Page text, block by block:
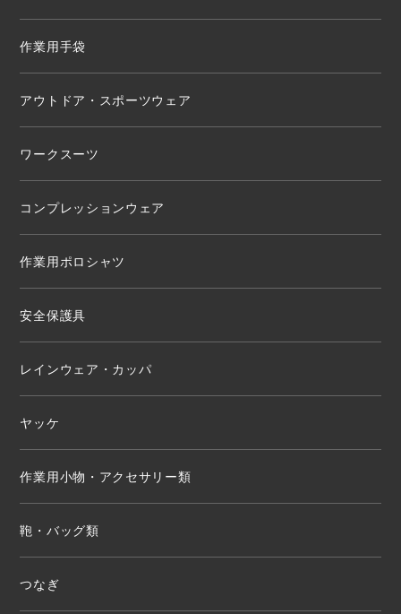
作業用手袋
アウトドア・スポーツウェア
ワークスーツ
コンプレッションウェア
作業用ポロシャツ
安全保護具
レインウェア・カッパ
ヤッケ
作業用小物・アクセサリー類
鞄・バッグ類
つなぎ